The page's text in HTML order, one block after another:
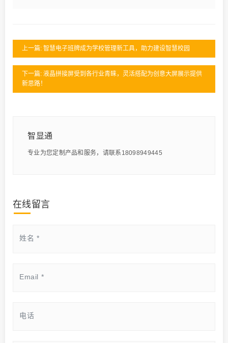
上一篇: 智慧电子班牌成为学校管理新工具，助力建设智慧校园
下一篇: 液晶拼接屏受到各行业青睐，灵活搭配为创意大屏展示提供
新思路！
智显通
专业为您定制产品和服务，请联系18098949445
在线留言